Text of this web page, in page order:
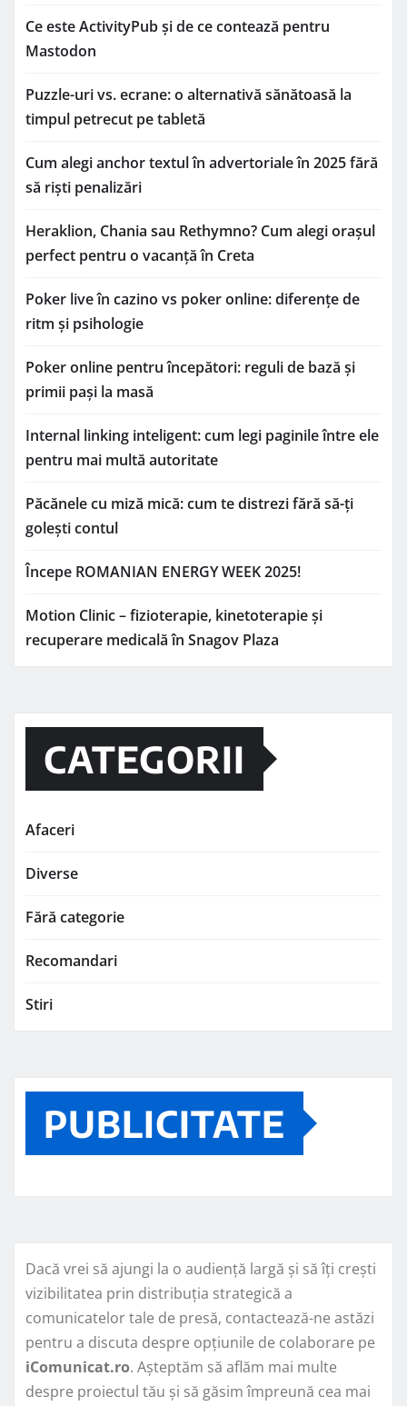
Ce este ActivityPub și de ce contează pentru
Mastodon
Puzzle-uri vs. ecrane: o alternativă sănătoasă la
timpul petrecut pe tabletă
Cum alegi anchor textul în advertoriale în 2025 fără
să riști penalizări
Heraklion, Chania sau Rethymno? Cum alegi orașul
perfect pentru o vacanță în Creta
Poker live în cazino vs poker online: diferențe de
ritm și psihologie
Poker online pentru începători: reguli de bază și
primii pași la masă
Internal linking inteligent: cum legi paginile între ele
pentru mai multă autoritate
Păcănele cu miză mică: cum te distrezi fără să-ți
golești contul
Începe ROMANIAN ENERGY WEEK 2025!
Motion Clinic – fizioterapie, kinetoterapie și
recuperare medicală în Snagov Plaza
CATEGORII
Afaceri
Diverse
Fără categorie
Recomandari
Stiri
PUBLICITATE
Dacă vrei să ajungi la o audiență largă și să îți crești
vizibilitatea prin distribuția strategică a
comunicatelor tale de presă, contactează-ne astăzi
pentru a discuta despre opțiunile de colaborare pe
iComunicat.ro. Așteptăm să aflăm mai multe
despre proiectul tău și să găsim împreună cea mai